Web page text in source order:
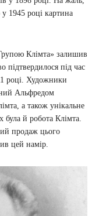
у 1945 році картина
Клімта» залишив
підтвердилося під час
році. Художники
Альфредом
а також унікальне
була й робота Клімта.
продаж цього
цей намір.